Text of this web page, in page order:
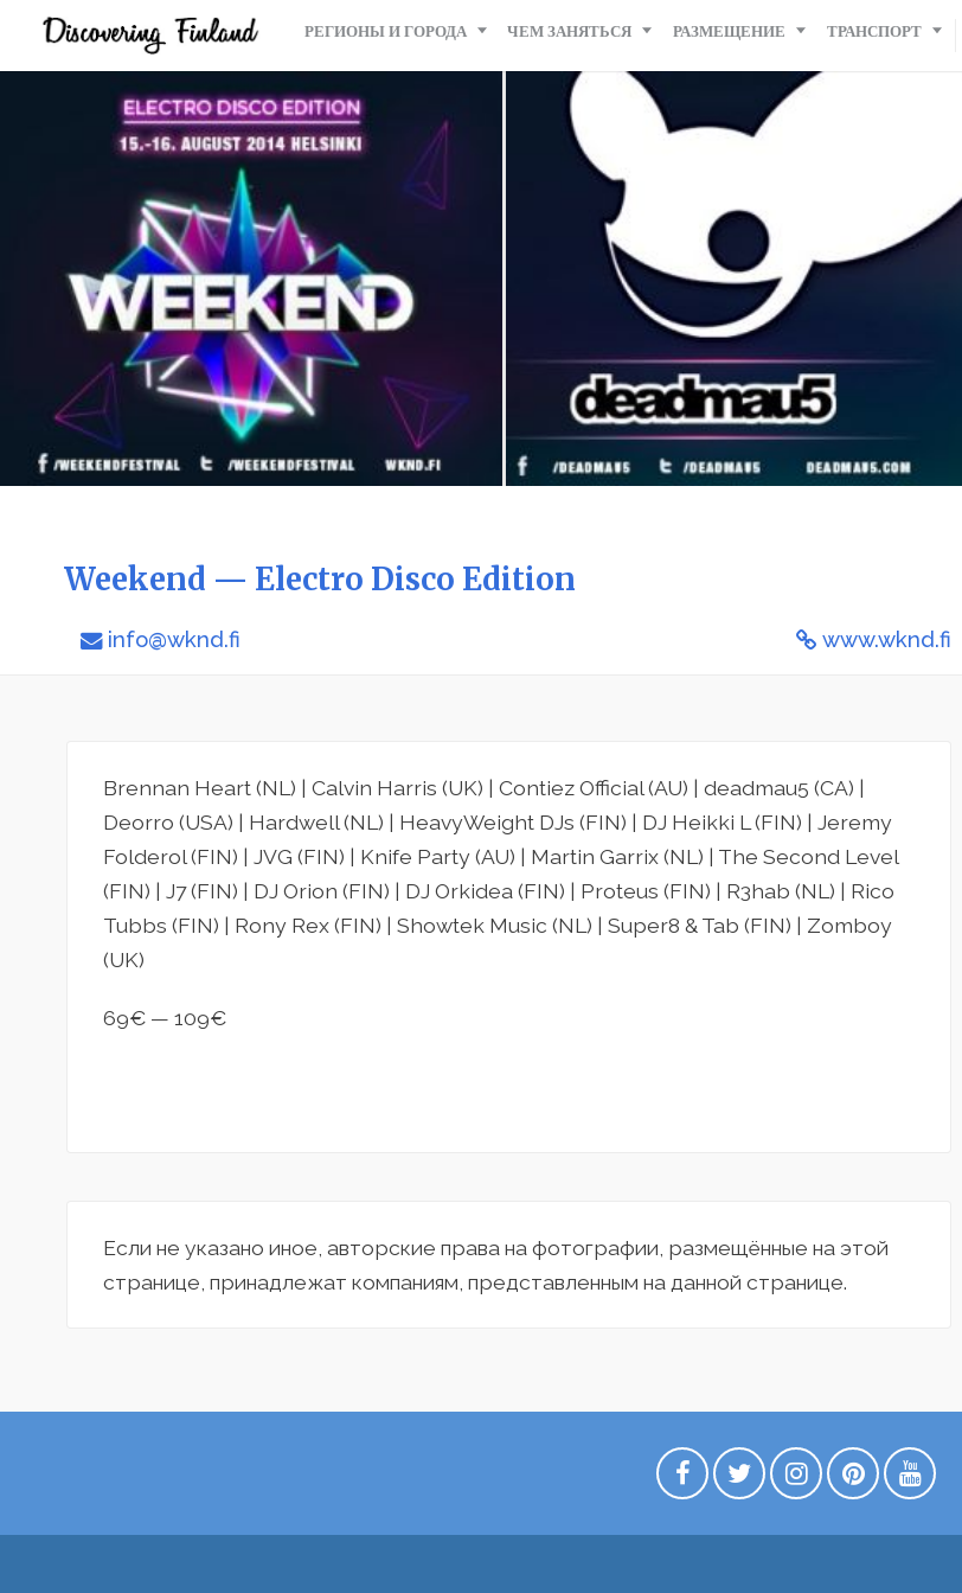
РЕГИОНЫ И ГОРОДА ЧЕМ ЗАНЯТЬСЯ РАЗМЕЩЕНИЕ ТРАНСПОРТ
Weekend — Electro Disco Edition
info@wknd.fi www.wknd.fi
Brennan Heart (NL) | Calvin Harris (UK) | Contiez Official (AU) | deadmau5 (CA) |
Deorro (USA) | Hardwell (NL) | HeavyWeight DJs (FIN) | DJ Heikki L (FIN) | Jeremy
Folderol (FIN) | JVG (FIN) | Knife Party (AU) | Martin Garrix (NL) | The Second Level
(FIN) | J7 (FIN) | DJ Orion (FIN) | DJ Orkidea (FIN) | Proteus (FIN) | R3hab (NL) | Rico
Tubbs (FIN) | Rony Rex (FIN) | Showtek Music (NL) | Super8 & Tab (FIN) | Zomboy
(UK)
69€ — 109€
Если не указано иное, авторские права на фотографии, размещённые на этой
странице, принадлежат компаниям, представленным на данной странице.